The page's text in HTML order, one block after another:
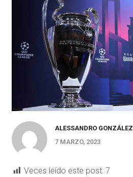
ALESSANDRO GONZÁLEZ
7 MARZO, 2023
Veces leído este post: 7